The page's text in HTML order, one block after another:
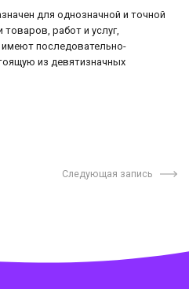
для однозначной и точной
работ и услуг,
последовательно-
из девятизначных
Следующая запись